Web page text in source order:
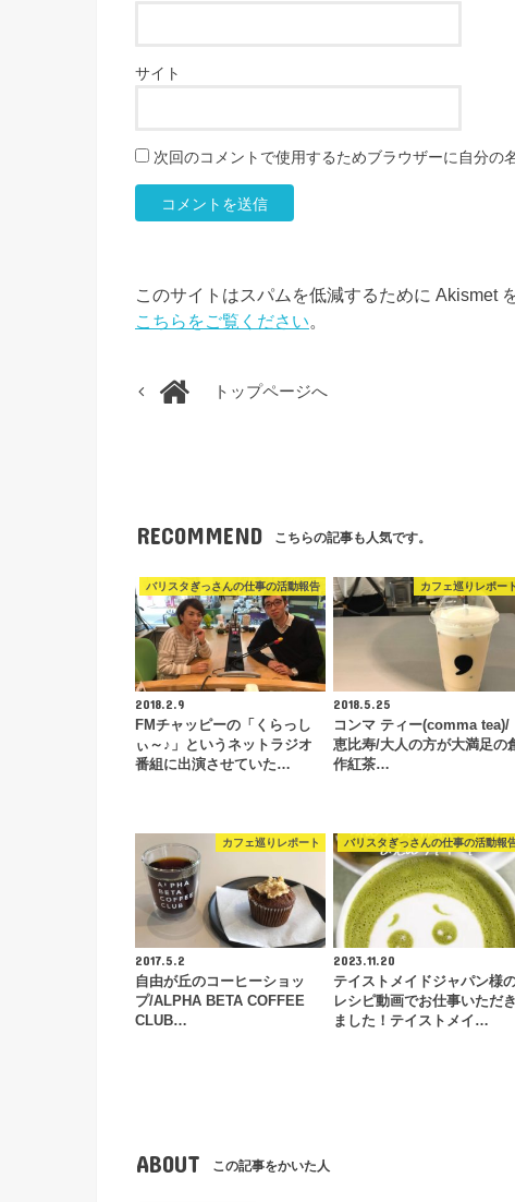
サイト
次回のコメントで使用するためブラウザーに自分の
このサイトはスパムを低減するために Akismet
こちらをご覧ください。
トップページへ
RECOMMEND こちらの記事も人気です。
バリスタぎっさんの仕事の活動報告
2018.2.9
FMチャッピーの「くらっし
ぃ～♪」というネットラジオ
番組に出演させていた…
カフェ巡りレポート
2018.5.25
コンマ ティー(comma tea)/
恵比寿/大人の方が大満足の
作紅茶…
カフェ巡りレポート
2017.5.2
自由が丘のコーヒーショッ
プ/ALPHA BETA COFFEE
CLUB…
バリスタぎっさんの仕事の活動報
2023.11.20
テイストメイドジャパン様
レシピ動画でお仕事いただき
ました！テイストメイ…
ABOUT この記事をかいた人